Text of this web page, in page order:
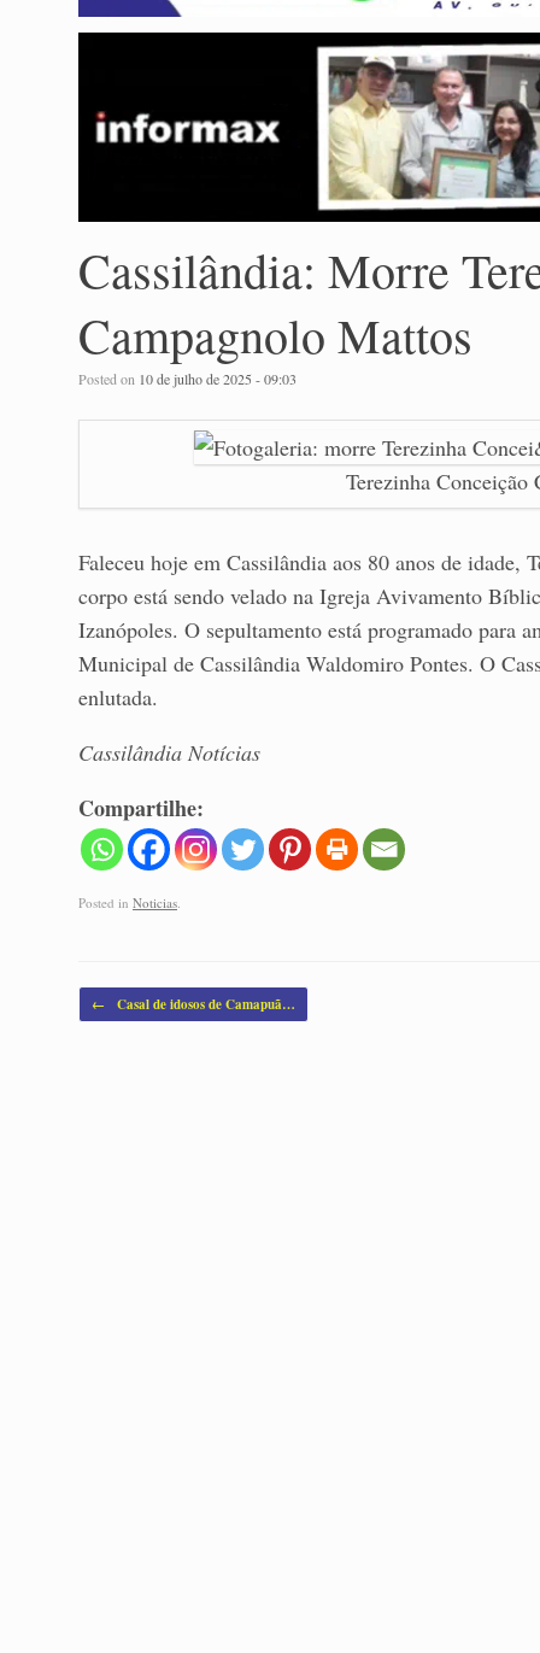
Cassilândia: Morre
Campagnolo Mattos
Posted on 10 de julho de 2025 - 09:03
Terezinha
Faleceu hoje em Cassilândia aos 80 anos de idade,
corpo está sendo velado na Igreja Avivamento
Izanópoles. O sepultamento está programado para
Municipal de Cassilândia Waldomiro Pontes. O
enlutada.
Cassilândia Notícias
Compartilhe:
Posted in Noticias
Post navigation
← Casal de idosos de Camapuã…